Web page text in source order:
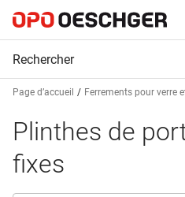
Page d’accueil Ferrements pour verre
Plinthes de
fixes